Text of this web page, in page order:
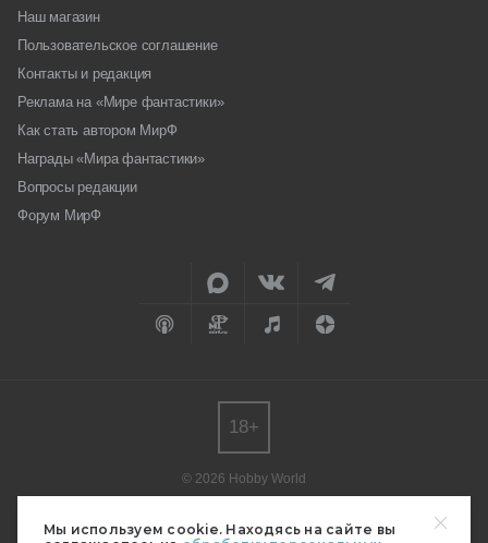
Мы используем cookie. Находясь на сайте вы
Наш магазин
Пользовательское соглашение
Контакты и редакция
Реклама на «Мире фантастики»
Как стать автором МирФ
Награды «Мира фантастики»
Вопросы редакции
Форум МирФ
© 2026 Hobby World
редакции.
18+